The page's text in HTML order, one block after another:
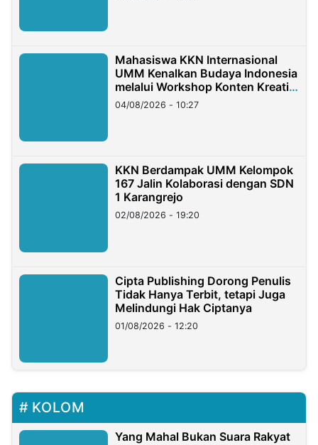
Mahasiswa KKN Internasional
UMM Kenalkan Budaya Indonesia
melalui Workshop Konten Kreatif
di Taiwan
04/08/2026 - 10:27
KKN Berdampak UMM Kelompok
167 Jalin Kolaborasi dengan SDN
1 Karangrejo
02/08/2026 - 19:20
Cipta Publishing Dorong Penulis
Tidak Hanya Terbit, tetapi Juga
Melindungi Hak Ciptanya
01/08/2026 - 12:20
KOLOM
Yang Mahal Bukan Suara Rakyat